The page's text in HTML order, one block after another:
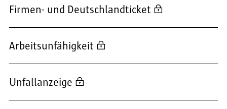
Firmen- und Deutschlandticket
Arbeitsunfähigkeit
Unfallanzeige